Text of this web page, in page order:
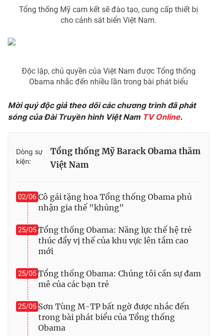
Cơ quan chủ quản:Đài Truyền hình Việt Nam
Cơ quan báo chí:
Tổng Biên tập:Vũ Thanh Thủy
Phó Tổng Biên tập:
Nguyễn Thị Mỹ Hạnh, Phạm Quốc Thắng,
Tổng đài VTV: 024.38 355 931 - 024.38 355 932
Ðiện thoại Thời báo VTV:
024.66 897 897
Liên hệ quảng cáo:024-7300.7108
® Cấm sao chép dưới mọi hình thức nếu không có sự chấp
thuận bằng văn bản. Ghi rõ nguồn VTV.vn khi phát hành lại
thông tin từ website này.
Tổng thống Mỹ cam kết sẽ đào tạo, cung cấp thiết bị
cho cảnh sát biển Việt Nam.
Độc lập, chủ quyền của Việt Nam được Tổng thống
Obama nhắc đến nhiều lần trong bài phát biểu
Mời quý độc giả theo dõi các chương trình đã phát
sóng của Đài Truyền hình Việt Nam TV Online.
Dòng sự
kiện:
Tổng thống Mỹ Barack Obama thăm
Việt Nam
02/06 Cô gái tặng hoa Tổng thống Obama phủ
nhận gia thế "khủng"
25/05 Tổng thống Obama: Năng lực thế hệ trẻ
thúc đẩy vị thế của khu vực lên tầm cao
mới
25/05 Tổng thống Obama: Chúng tôi cần sự đam
mê của các bạn trẻ
25/05 Sơn Tùng M-TP bất ngờ được nhắc đến
trong bài phát biểu của Tổng thống
Obama